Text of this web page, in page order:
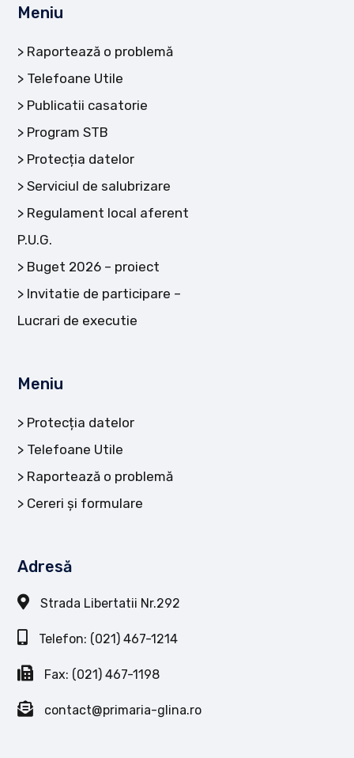
Meniu
Raportează o problemă
Telefoane Utile
Publicatii casatorie
Program STB
Protecția datelor
Serviciul de salubrizare
Regulament local aferent
P.U.G.
Buget 2026 – proiect
Invitatie de participare –
Lucrari de executie
Meniu
Protecția datelor
Telefoane Utile
Raportează o problemă
Cereri și formulare
Adresă
Strada Libertatii Nr.292
Telefon: (021) 467-1214
Fax: (021) 467-1198
contact@primaria-glina.ro